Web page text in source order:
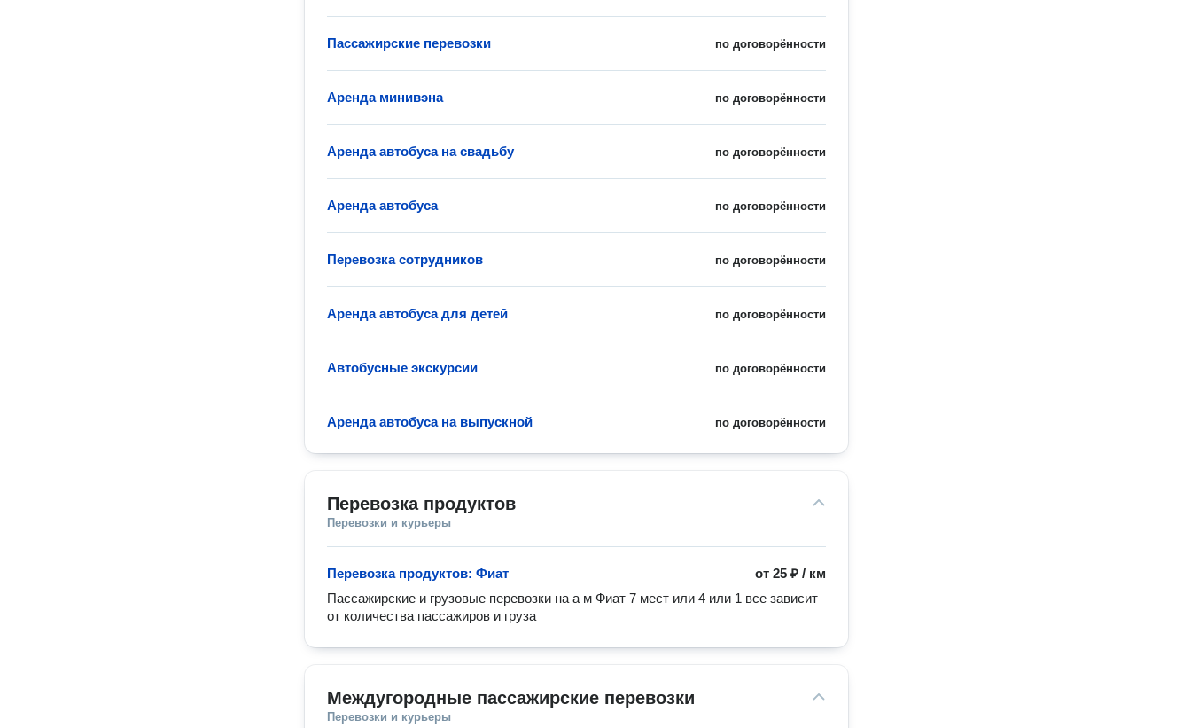
по договорённости
Пассажирские перевозки
по договорённости
Аренда минивэна
по договорённости
Аренда автобуса на свадьбу
по договорённости
Аренда автобуса
по договорённости
Перевозка сотрудников
по договорённости
Аренда автобуса для детей
по договорённости
Автобусные экскурсии
по договорённости
Аренда автобуса на выпускной
Перевозка продуктов
Перевозки и курьеры
от25 ₽ / км
Перевозка продуктов: Фиат
Пассажирские и грузовые перевозки на а м Фиат 7 мест или 4 или 1 все зависит
от количества пассажиров и груза
Междугородные пассажирские перевозки
Перевозки и курьеры